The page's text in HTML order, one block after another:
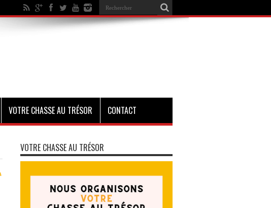
VOTRE CHASSE AU TRÉSOR CONTACT
VOTRE CHASSE AU TRÉSOR